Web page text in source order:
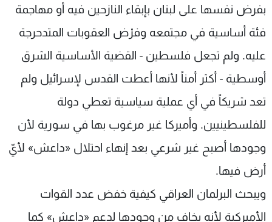
بفرض نفسها على لبنان بإبقاء النازحين فيه أو مهاجمة
فئة أساسية في مجتمعه وفرْض العقوبات المتدحرجة
عليه. ولم تجعل فلسطين - القضية الأساسية الشرق
أوسطية - أكثر أمناً لأنها أعطت القدس لإسرائيل ولم
تعد شريكاً في أي عملية سياسية تعطي دولة
للفلسطينيين. وأميركا غير مرغوب بها في سورية لأن
وجودها أصبح غير شرعي بعد إنهاء احتلال «داعش» لأيّ
أرض فيها.
ويبحث البرلمان العراقي كيفية خفض عدد القوات
الأميركية لأنه يخاف من وجودها لدعم «داعش» كما